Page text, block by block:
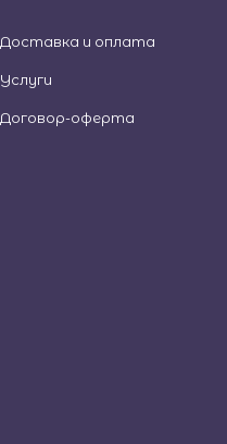
Доставка и оплата
Услуги
Договор-оферта